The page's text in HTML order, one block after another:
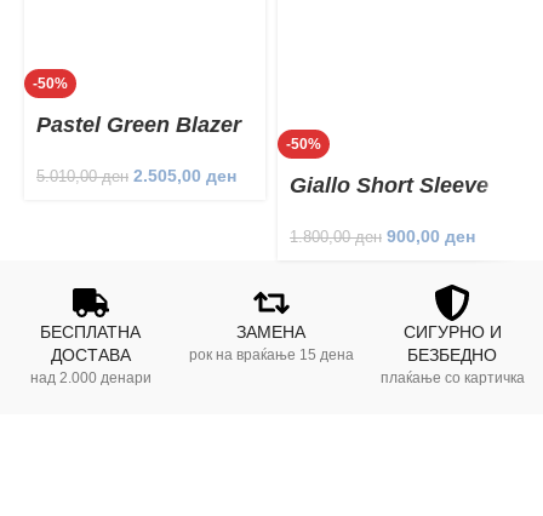
-50%
Pastel Green Blazer
5.010,00ден 2.505,00 ден
-50%
Giallo Short Sleeve
1.800,00ден 900,00 ден
БЕСПЛАТНА
ДОСТАВА
над 2.000 денари
ЗАМЕНА
рок на враќање 15 дена
СИГУРНО И
БЕЗБЕДНО
плаќање со картичка